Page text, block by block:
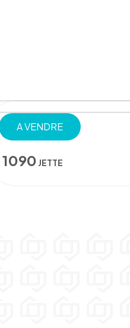
A VENDRE
APPARTEMENT
1090 JETTE